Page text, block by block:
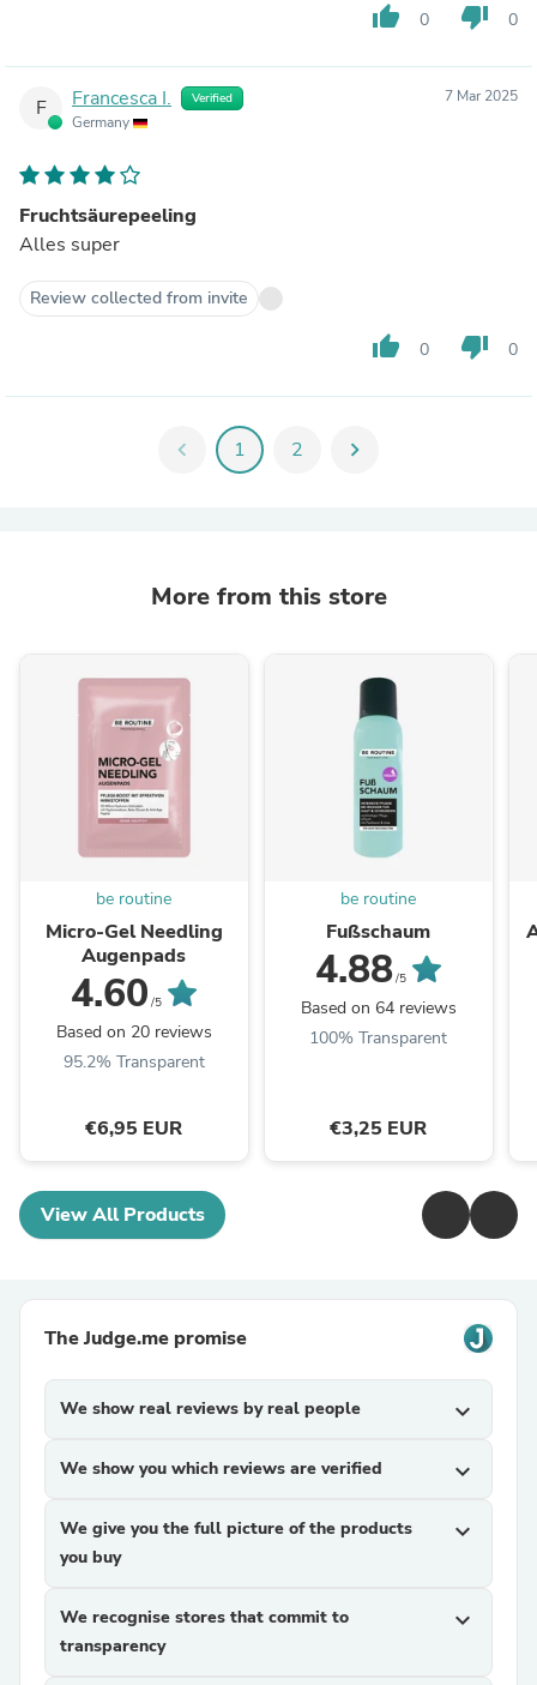
thumb_up 0 thumb_down 0
F Francesca I. Verified
Germany
7 Mar 2025
Fruchtsäurepeeling
Alles super
Review collected from invite
thumb_up 0 thumb_down 0
chevron_left 1 2 chevron_right
More from this store
be routine
Micro-Gel Needling
Augenpads
4.60 /5
Based on 20 reviews
95.2% Transparent
€6,95 EUR
be routine
Fußschaum
4.88/5
Based on 64 reviews
100% Transparent
€3,25 EUR
View All Products
The Judge.me promise
We show real reviews by real people expand_more
We show you which reviews are verified expand_more
We give you the full picture of the products
you buy
expand_more
We recognise stores that commit to
transparency
expand_more